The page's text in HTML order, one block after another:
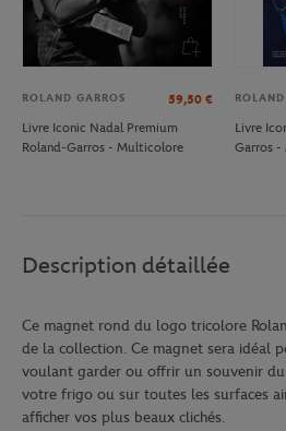
ROLAND GARROS 59,50 €
Livre Iconic Nadal Premium
Roland-Garros - Multicolore
Livre
Garros
Description détaillée
Ce magnet rond du logo tricolore
de la collection. Ce magnet sera idéal
voulant garder ou offrir un souvenir
votre frigo ou sur toutes les surfaces
afficher vos plus beaux clichés.